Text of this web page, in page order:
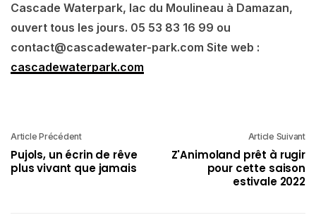
Cascade Waterpark, lac du Moulineau à Damazan,
ouvert tous les jours. 05 53 83 16 99 ou
contact@cascadewater-park.com Site web :
cascadewaterpark.com
Article Précédent
Pujols, un écrin de rêve
plus vivant que jamais
Article Suivant
Z'Animoland prêt à rugir
pour cette saison
estivale 2022